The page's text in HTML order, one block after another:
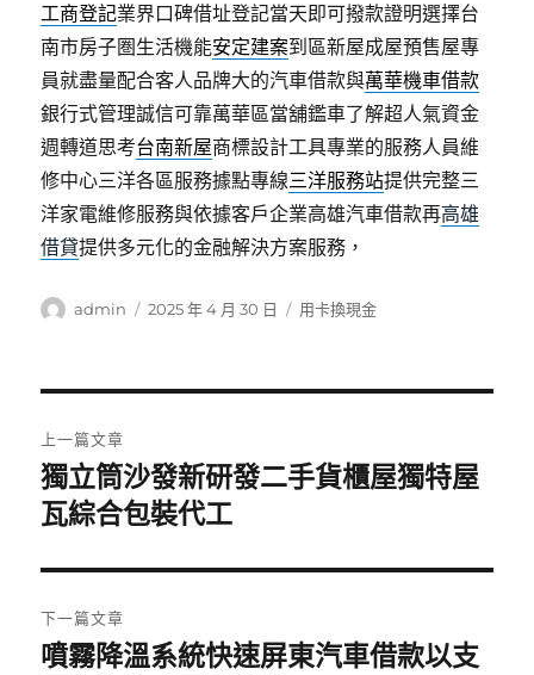
工商登記業界口碑借址登記當天即可撥款證明選擇台
南市房子圏生活機能安定建案到區新屋成屋預售屋專
員就盡量配合客人品牌大的汽車借款與萬華機車借款
銀行式管理誠信可靠萬華區當舖鑑車了解超人氣資金
週轉道思考台南新屋商標設計工具專業的服務人員維
修中心三洋各區服務據點專線三洋服務站提供完整三
洋家電維修服務與依據客戶企業高雄汽車借款再高雄
借貸提供多元化的金融解決方案服務，
作
admin
發
2025 年 4 月 30 日
分
用卡換現金
章
導
覽
上一篇文章
上
一
文
章:
獨立筒沙發新研發二手貨櫃屋獨特屋
瓦綜合包裝代工
下一篇文章
下
噴霧降溫系統快速屏東汽車借款以支